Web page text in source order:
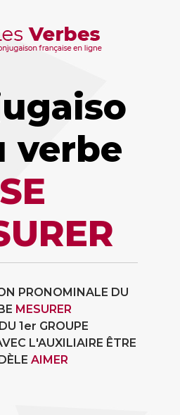
verbe
SE
PRONOMINALE DU
MESURER
1er GROUPE
L'AUXILIAIRE ÊTRE
AIMER